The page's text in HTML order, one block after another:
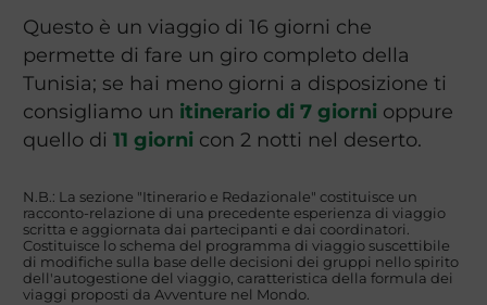
Questo è un viaggio di 16 giorni che
permette di fare un giro completo della
Tunisia; se hai meno giorni a disposizione ti
consigliamo un itinerario di 7 giorni oppure
quello di 11 giornicon 2 notti nel deserto.
N.B.: La sezione "Itinerario e Redazionale" costituisce un
racconto-relazione di una precedente esperienza di viaggio
scritta e aggiornata dai partecipanti e dai coordinatori.
Costituisce lo schema del programma di viaggio suscettibile
di modifiche sulla base delle decisioni dei gruppi nello spirito
dell'autogestione del viaggio, caratteristica della formula dei
viaggi proposti da Avventure nel Mondo.